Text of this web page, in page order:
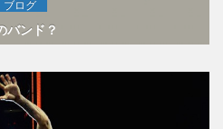
ブログ
バンド？